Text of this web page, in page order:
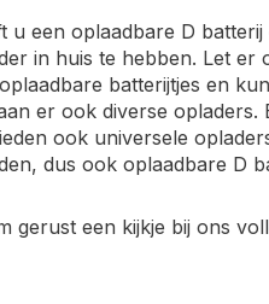
u een oplaadbare D
in huis te hebben. Let er
batterijtjes en
er ook diverse
ook universele
dus ook oplaadbare D
gerust een kijkje bij ons